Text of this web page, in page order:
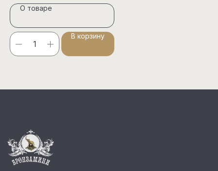
О товаре
В корзину
Политика конфиденциальности
© 2024 Bronzamini. Все права защищены
ОГРН 318265100098511